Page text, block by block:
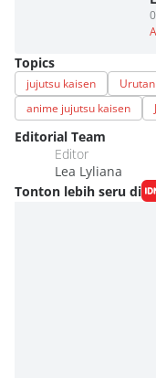
Topics
jujutsu kaisen
anime jujutsu kaisen
Editorial Team
Editor
Lea Lyliana
Tonton lebih seru di